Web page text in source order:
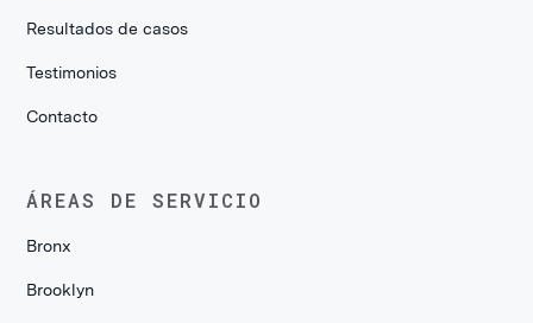
Resultados de casos
Testimonios
Contacto
ÁREAS DE SERVICIO
Bronx
Brooklyn